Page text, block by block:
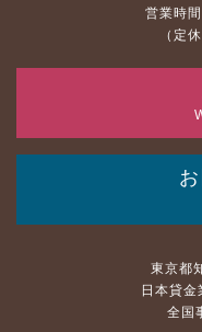
営業時
（定
東京都
日本貸
全国